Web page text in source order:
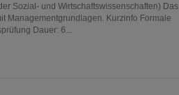
Sozial- und Wirtschaftswissenschaften) Das
Managementgrundlagen. Kurzinfo Formale
Dauer: 6...